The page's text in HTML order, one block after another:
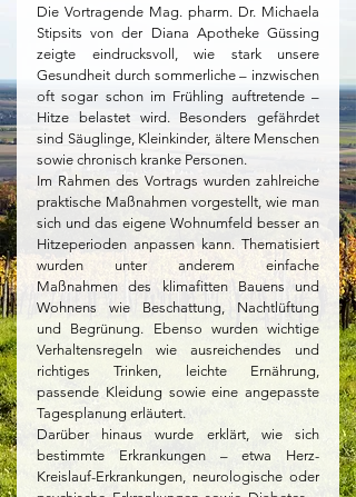
Die Vortragende Mag. pharm. Dr. Michaela
Stipsits von der Diana Apotheke Güssing
zeigte eindrucksvoll, wie stark unsere
Gesundheit durch sommerliche – inzwischen
oft sogar schon im Frühling auftretende –
Hitze belastet wird. Besonders gefährdet
sind Säuglinge, Kleinkinder, ältere Menschen
sowie chronisch kranke Personen.
Im Rahmen des Vortrags wurden zahlreiche
praktische Maßnahmen vorgestellt, wie man
sich und das eigene Wohnumfeld besser an
Hitzeperioden anpassen kann. Thematisiert
wurden unter anderem einfache
Maßnahmen des klimafitten Bauens und
Wohnens wie Beschattung, Nachtlüftung
und Begrünung. Ebenso wurden wichtige
Verhaltensregeln wie ausreichendes und
richtiges Trinken, leichte Ernährung,
passende Kleidung sowie eine angepasste
Tagesplanung erläutert.
Darüber hinaus wurde erklärt, wie sich
bestimmte Erkrankungen – etwa Herz-
Kreislauf-Erkrankungen, neurologische oder